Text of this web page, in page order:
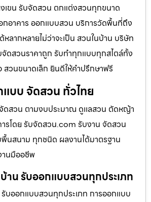
เขน รับจัดสวน ตกแต่งสวนทุกขนาด
อาคาร ออกแบบสวน บริการวัดพื้นที่ถึง
ลากหลายไม่ว่าจะเป็น สวนในบ้าน บริษัท
จัดสวนราคาถูก รับทำทุกแบบทุกสไตล์ทั้ง
วนขนาดเล็ก ยินดีให้คำปรึกษาฟรี
บบ จัดสวน ทั่วไทย
ดสวน ตามงบประมาณ ดูเเลสวน ตัดหญ้า
รโดย รับจัดสวน.com รับงาน จัดสวน
นสนาม ทุกชนิด ผลงานได้มาตรฐาน
นมืออชีพ
าน รับออกแบบสวนทุกประเภท
บออกแบบสวนทุกประเภท การออกแบบ